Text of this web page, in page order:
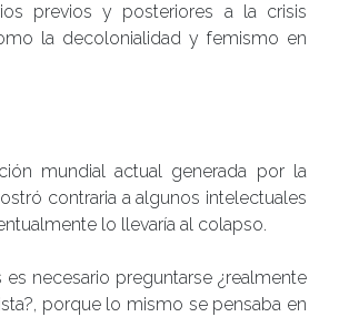
previos y posteriores a la crisis
la decolonialidad y femismo en
mundial actual generada por la
contraria a algunos intelectuales
lo llevaría al colapso.
necesario preguntarse ¿realmente
porque lo mismo se pensaba en